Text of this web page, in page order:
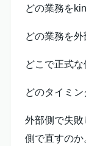
どの業務を
どの業務を
どこで正式な
どのタイミン
外部側で失
側で直すのか